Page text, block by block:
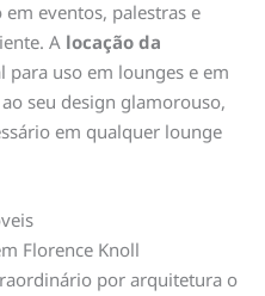
eventos, palestras e
A locação da
para uso em lounges e em
seu design glamorouso,
em qualquer lounge
Florence Knoll
por arquitetura o